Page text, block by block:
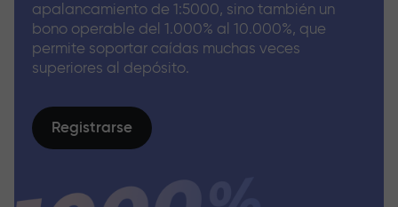
apalancamiento de 1:5000, sino también un
bono operable del 1.000% al 10.000%, que
permite soportar caídas muchas veces
superiores al depósito.
Registrarse